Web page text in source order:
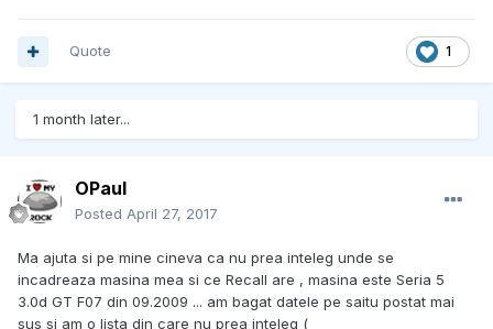
1
Quote
1 month later...
OPaul
Posted April 27, 2017
Ma ajuta si pe mine cineva ca nu prea inteleg unde se
incadreaza masina mea si ce Recall are , masina este Seria 5
3.0d GT F07 din 09.2009 ... am bagat datele pe saitu postat mai
sus si am o lista din care nu prea inteleg (